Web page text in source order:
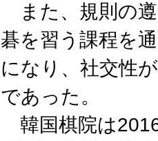
また、規則の遵
碁を習う課程を
になり、社交性
であった。
韓国棋院は